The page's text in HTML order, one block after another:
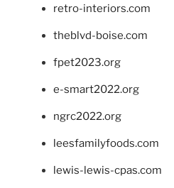
retro-interiors.com
theblvd-boise.com
fpet2023.org
e-smart2022.org
ngrc2022.org
leesfamilyfoods.com
lewis-lewis-cpas.com